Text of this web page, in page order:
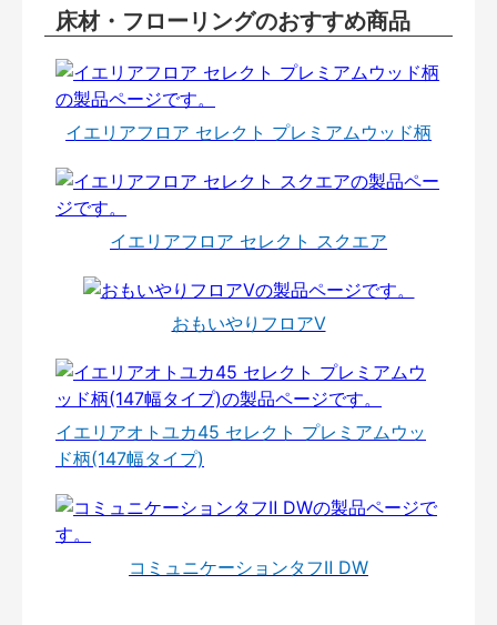
床材・フローリングのおすすめ商品
イエリアフロア セレクト プレミアムウッド柄
イエリアフロア セレクト スクエア
おもいやりフロアⅤ
イエリアオトユカ45 セレクト プレミアムウッ
ド柄(147幅タイプ)
コミュニケーションタフⅡ DW